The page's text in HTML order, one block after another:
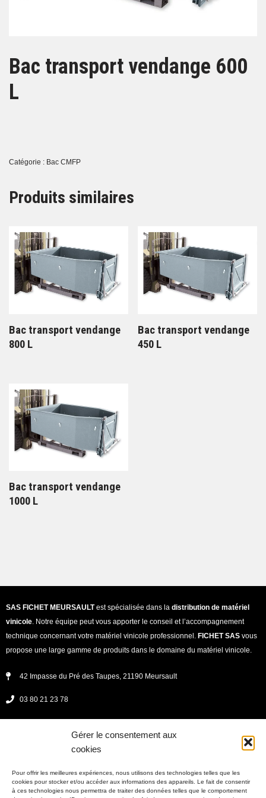
Gérer le consentement aux
cookies
Pour offrir les meilleures expériences, nous utilisons des technologies telles que les
cookies pour stocker et/ou accéder aux informations des appareils. Le fait de consentir
à ces technologies nous permettra de traiter des données telles que le comportement
Bac transport vendange 600
L
Catégorie : Bac CMFP
Produits similaires
Bac transport vendange
800 L
Bac transport vendange
450 L
Bac transport vendange
1000 L
SAS FICHET MEURSAULTest spécialisée dans la distribution de matériel
vinicole . Notre équipe peut vous apporter le conseil et l’accompagnement
technique concernant votre matériel vinicole professionnel. FICHET SAS vous
propose une large gamme de produits dans le domaine du matériel vinicole.
42 Impasse du Pré des Taupes, 21190 Meursault
03 80 21 23 78
Lundi - jeudi : 08h00 -12h00 et 13h30 - 17h30